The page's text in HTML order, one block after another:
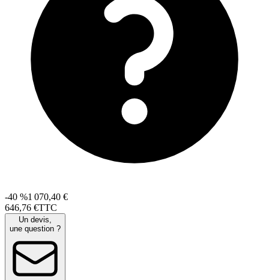
-40 %1 070,40 €
646,76 €TTC
Un devis,
une question ?